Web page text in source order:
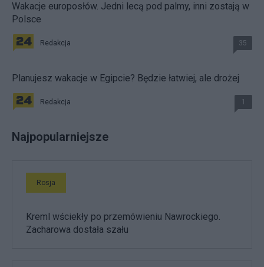
Wakacje europosłów. Jedni lecą pod palmy, inni zostają w
Polsce
Redakcja 35
Planujesz wakacje w Egipcie? Będzie łatwiej, ale drożej
Redakcja 1
Najpopularniejsze
Rosja
Kreml wściekły po przemówieniu Nawrockiego.
Zacharowa dostała szału